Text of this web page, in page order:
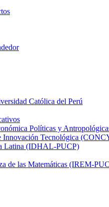
Católica del Perú
Políticas y
Innovación Tecnológica
Latina (IDHAL-PUCP)
de las Matemáticas (IREM-